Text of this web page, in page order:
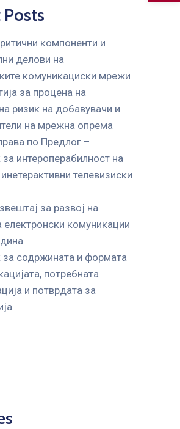
Posts
компоненти и
делови на
комуникациски мрежи
за процена на
ризик на добавувачи и
на мрежна опрема
по Предлог –
интероперабилност на
телевизиски
за развој на
електронски комуникации
за содржината и формата
потребната
и потврдата за